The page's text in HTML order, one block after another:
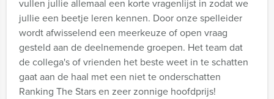
vullen jullie allemaal een korte vragenlijst in zodat we
jullie een beetje leren kennen. Door onze spelleider
wordt afwisselend een meerkeuze of open vraag
gesteld aan de deelnemende groepen. Het team dat
de collega's of vrienden het beste weet in te schatten
gaat aan de haal met een niet te onderschatten
Ranking The Stars en zeer zonnige hoofdprijs!